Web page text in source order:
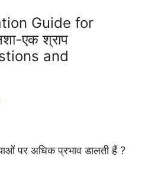
Guide for
एक श्राप
and
पर अधिक प्रभाव डालती हैं ?